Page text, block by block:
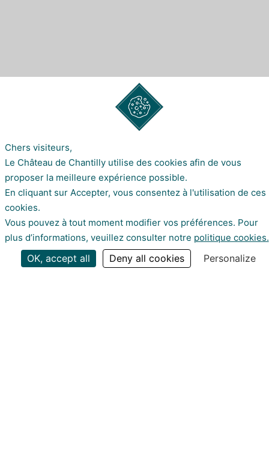
WELCOME
Enjoy numerous advantages and day packages in one of
the jewels of France's cultural
informed about our
by subscribing to
newsletter
PROFESSIONALS
NEWSLETTER
Chers visiteurs,
Le Château de Chantilly utilise des cookies afin de vous
proposer la meilleure expérience possible.
En cliquant sur Accepter, vous consentez à l'utilisation de ces
cookies.
Vous pouvez à tout moment modifier vos préférences. Pour
plus d’informations, veuillez consulter notre politique cookies.
OK, accept all Deny all cookies Personalize